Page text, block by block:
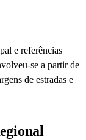
e referências
se a partir de
de estradas e